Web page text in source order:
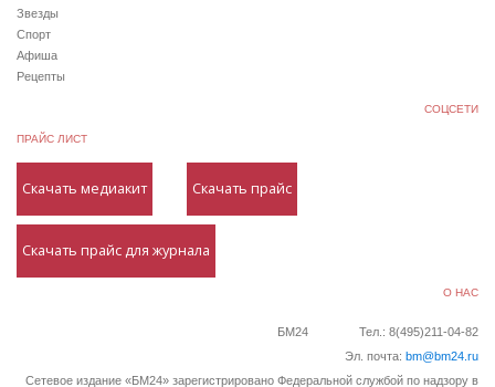
Звезды
Спорт
Афиша
Рецепты
СОЦСЕТИ
ПРАЙС ЛИСТ
Скачать медиакит Скачать прайс
Скачать прайс для журнала
О НАС
БМ24
Тел.: 8(495)211-04-82
Эл. почта: bm@bm24.ru
Сетевое издание «БМ24» зарегистрировано Федеральной службой по надзору в